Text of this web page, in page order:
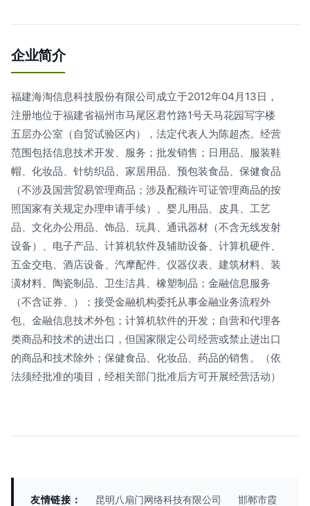
企业简介
福建海淘信息科技股份有限公司成立于2012年04月13日，
注册地位于福建省福州市马尾区君竹路1号天马花园写字楼
五层办公室（自贸试验区内），法定代表人为陈超杰。经营
范围包括信息技术开发、服务；批发销售；日用品、服装鞋
帽、化妆品、针纺织品、家居用品、预包装食品、保健食品
（不涉及国营贸易管理商品；涉及配额许可证管理商品的按
照国家有关规定办理申请手续）、婴儿用品、皮具、工艺
品、文化办公用品、饰品、玩具、通讯器材（不含无线发射
设备）、电子产品、计算机软件及辅助设备、计算机硬件、
五金交电、酒店设备、汽摩配件、仪器仪表、建筑材料、装
潢材料、陶瓷制品、卫生洁具、橡塑制品；金融信息服务
（不含证券、）；接受金融机构委托从事金融业务流程外
包、金融信息技术外包；计算机软件的开发；自营和代理各
类商品和技术的进出口，但国家限定公司经营或禁止进出口
的商品和技术除外；保健食品、化妆品、药品的销售。（依
法须经批准的项目，经相关部门批准后方可开展经营活动）
友情链接： 昆明八扇门网络科技有限公司
邯郸市霞